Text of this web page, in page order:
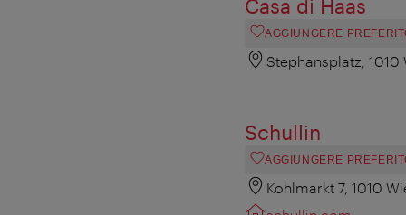
Casa di Haas
AGGIUNGERE
Stephansplatz, 1010
Schullin
AGGIUNGERE
Kohlmarkt 7, 1010